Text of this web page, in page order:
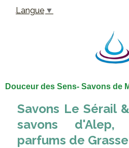
Douceur des Sens- Savons de
Savons Le Sérail
savons d'Alep,
parfums de Grasse
Langue ▼